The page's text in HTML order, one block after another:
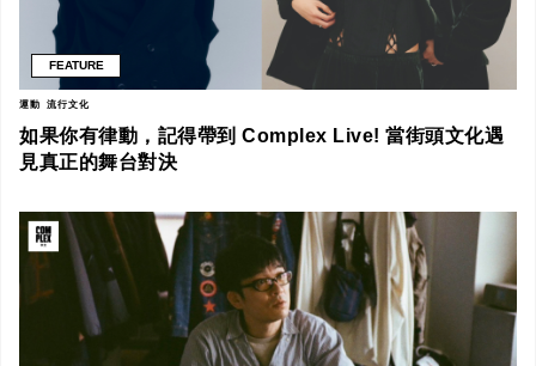
FEATURE
運動 流行文化
如果你有律動，記得帶到 Complex Live! 當街頭文化遇
見真正的舞台對決